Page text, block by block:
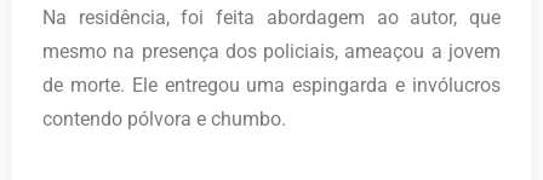
Na residência, foi feita abordagem ao autor, que
mesmo na presença dos policiais, ameaçou a jovem
de morte. Ele entregou uma espingarda e invólucros
contendo pólvora e chumbo.